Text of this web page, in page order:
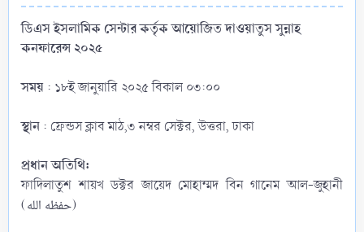
ডিএস ইসলামিক সেন্টার কর্তৃক আয়োজিত দাওয়াতুস সুন্নাহ
কনফারেন্স ২০২৫
সময় : ১৮ই জানুয়ারি ২০২৫ বিকাল ০৩:০০
স্থান : ফ্রেন্ডস ক্লাব মাঠ,৩ নম্বর সেক্টর, উত্তরা, ঢাকা
প্রধান অতিথি:
ফাদিলাতুশ শায়খ ডক্টর জায়েদ মোহাম্মদ বিন গানেম আল-জুহানী
(حفظه الله)